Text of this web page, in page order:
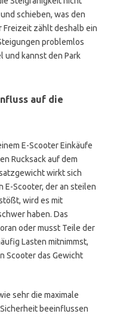
schieben, was den
Freizeit zählt deshalb ein
problemlos
und kannst den Park
auf die
E-Scooter Einkäufe
Rucksack auf dem
wirkt sich
E-Scooter, der an steilen
wird es mit
haben. Das
oder musst Teile der
Lasten mitnimmst,
Scooter das Gewicht
sehr die maximale
beeinflussen